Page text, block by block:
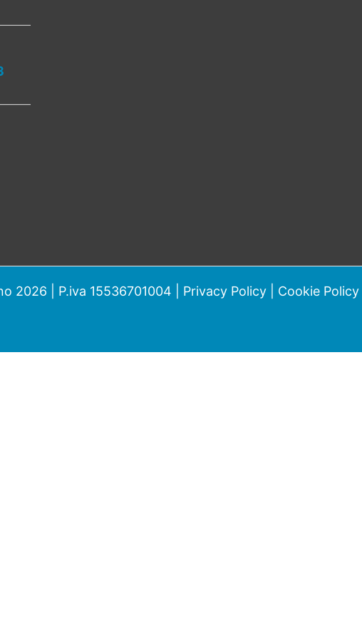
2026 | P.iva 15536701004 | Privacy Policy Cookie Policy